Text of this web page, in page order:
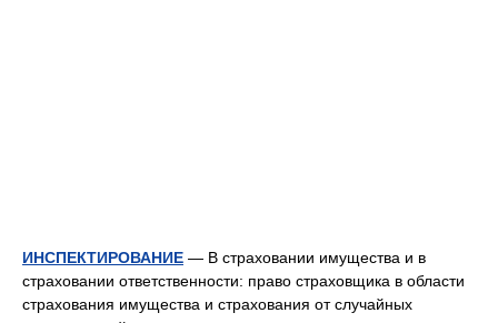
ИНСПЕКТИРОВАНИЕ — В страховании имущества и в
страховании ответственности: право страховщика в области
страхования имущества и страхования от случайных